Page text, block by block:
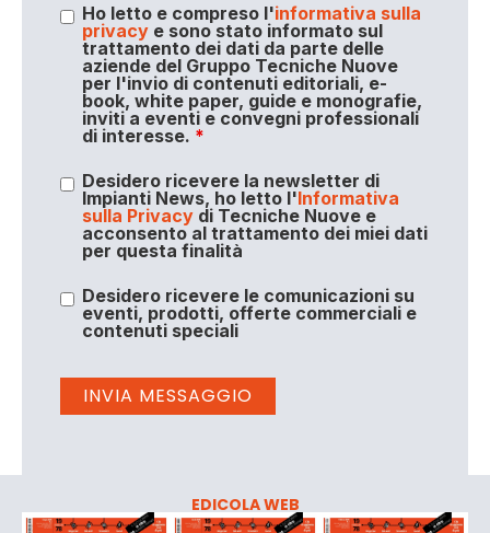
Ho letto e compreso l'informativa sulla
privacye sono stato informato sul
trattamento dei dati da parte delle
aziende del Gruppo Tecniche Nuove
per l'invio di contenuti editoriali, e-
book, white paper, guide e monografie,
inviti a eventi e convegni professionali
di interesse. *
Desidero ricevere la newsletter di
Impianti News, ho letto l'Informativa
sulla Privacydi Tecniche Nuove e
acconsento al trattamento dei miei dati
per questa finalità
Desidero ricevere le comunicazioni su
eventi, prodotti, offerte commerciali e
contenuti speciali
EDICOLA WEB